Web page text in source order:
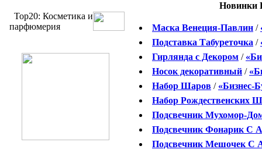
Top20: Косметика и
парфюмерия
Новинки
Маска Венеция-Павлин /
Подставка Табуреточка /
Гирлянда с Декором /
Носок декоративный /
Набор Шаров / «Бизнес-
Набор Рождественских
Подсвечник Мухомор-
Подсвечник Фонарик С
Подсвечник Мешочек С